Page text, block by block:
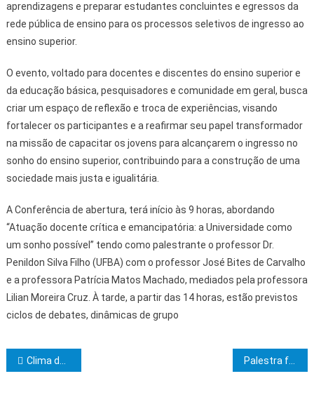
aprendizagens e preparar estudantes concluintes e egressos da
rede pública de ensino para os processos seletivos de ingresso ao
ensino superior.
O evento, voltado para docentes e discentes do ensino superior e
da educação básica, pesquisadores e comunidade em geral, busca
criar um espaço de reflexão e troca de experiências, visando
fortalecer os participantes e a reafirmar seu papel transformador
na missão de capacitar os jovens para alcançarem o ingresso no
sonho do ensino superior, contribuindo para a construção de uma
sociedade mais justa e igualitária.
A Conferência de abertura, terá início às 9 horas, abordando
“Atuação docente crítica e emancipatória: a Universidade como
um sonho possível” tendo como palestrante o professor Dr.
Penildon Silva Filho (UFBA) com o professor José Bites de Carvalho
e a professora Patrícia Matos Machado, mediados pela professora
Lilian Moreira Cruz. À tarde, a partir das 14 horas, estão previstos
ciclos de debates, dinâmicas de grupo
Navegação de Post
Clima de Buerarema inicia MMes.·. MMaç.·. no grau 4 Palestra fale sem medo em público